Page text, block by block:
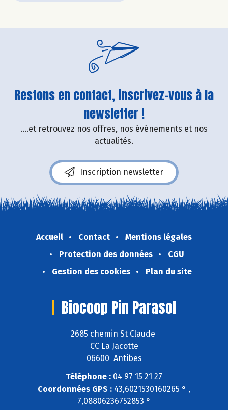
Restons en contact, inscrivez-vous à la
newsletter !
....et retrouvez nos offres, nos événements et nos
actualités.
Inscription newsletter
Accueil Contact
Mentions légales
Protection des données
CGU
Gestion des cookies
Plan du site
Biocoop Pin Parasol
2685 chemin St Claude
CC La Jacotte
06600 Antibes
Téléphone : 04 97 15 21 27
Coordonnées GPS : 43,6021530160265 ° ,
7,08806236752853 °